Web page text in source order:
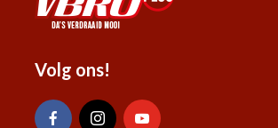
Volg ons!